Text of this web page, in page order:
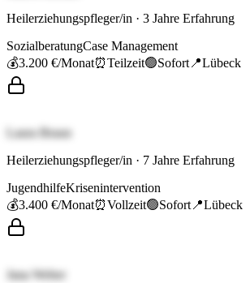
Heilerziehungspfleger/in · 3 Jahre Erfahrung
SozialberatungCase Management
💰3.200 €/Monat⏰Teilzeit🟢Sofort 📍Lübeck
Laura Braun
Heilerziehungspfleger/in · 7 Jahre Erfahrung
JugendhilfeKrisenintervention
💰3.400 €/Monat⏰Vollzeit🟢Sofort 📍Lübeck
Jana Weber